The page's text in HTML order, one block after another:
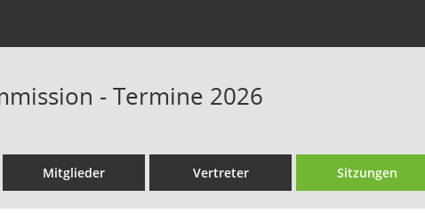
- Termine 2026
Mitglieder Vertreter Sitzungen